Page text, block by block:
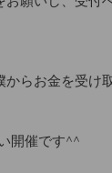
らお金を受け
開催です^^